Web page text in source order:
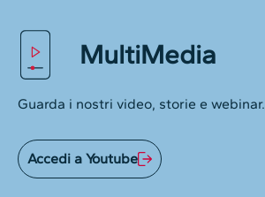
MultiMedia
Guarda i nostri video, storie e webinar.
Accedi a Youtube